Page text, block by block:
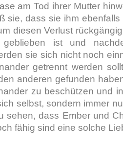
am Tod ihrer Mutter
sie, dass sie ihm
diesen Verlust
ist und
sie sich nicht noch
getrennt werden
anderen gefunden
zu beschützen und
selbst, sondern immer
sehen, dass Ember und
fähig sind eine solche